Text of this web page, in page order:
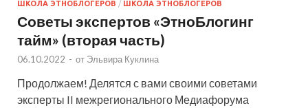
ШКОЛА ЭТНОБЛОГЕРОВ / ШКОЛА ЭТНОБЛОГЕРОВ
Советы экспертов «ЭтноБлогинг
тайм» (вторая часть)
06.10.2022 - от Эльвира Куклина
Продолжаем! Делятся с вами своими советами
эксперты II межрегионального Медиафорума